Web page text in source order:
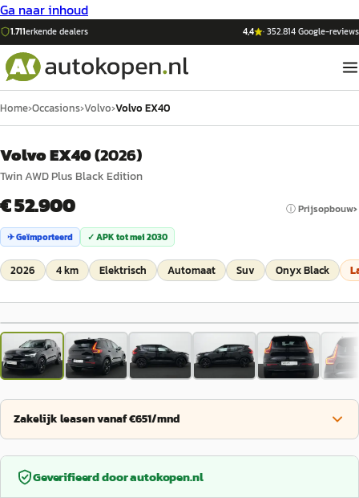
Ga naar inhoud
1.711erkende dealers 4,4 ·352.814Google-reviews
Home›Occasions›Volvo›Volvo EX40
Volvo EX40(2026)
Twin AWD Plus Black Edition
€ 52.900 ⓘ Prijsopbouw
✈ Geïmporteerd ✓ APK totmei 2030
2026 4 km Elektrisch Automaat Suv Onyx Black
1/59
Zakelijk leasen vanaf €651/mnd
Geverifieerd doorautokopen.nl